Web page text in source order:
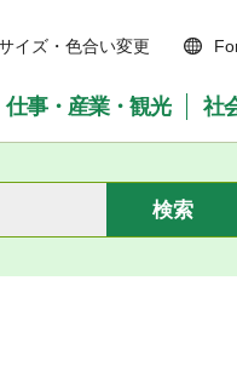
イズ・色合い変更
仕事・産業・観光 社